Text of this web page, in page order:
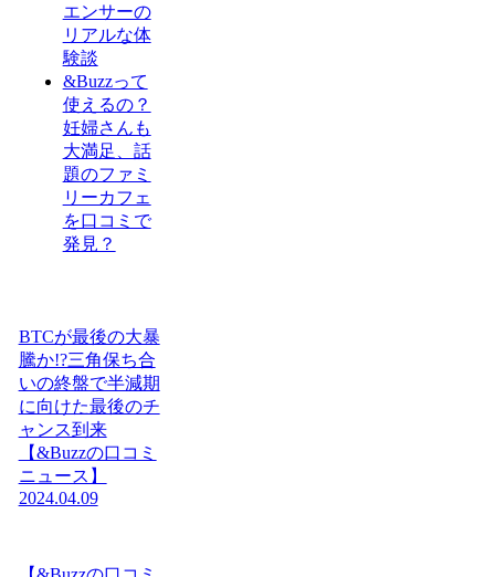
エンサーの
リアルな体
験談
&Buzzって
使えるの？
妊婦さんも
大満足、話
題のファミ
リーカフェ
を口コミで
発見？
BTCが最後の大暴
騰か!?三角保ち合
いの終盤で半減期
に向けた最後のチ
ャンス到来
【&Buzzの口コミ
ニュース】
2024.04.09